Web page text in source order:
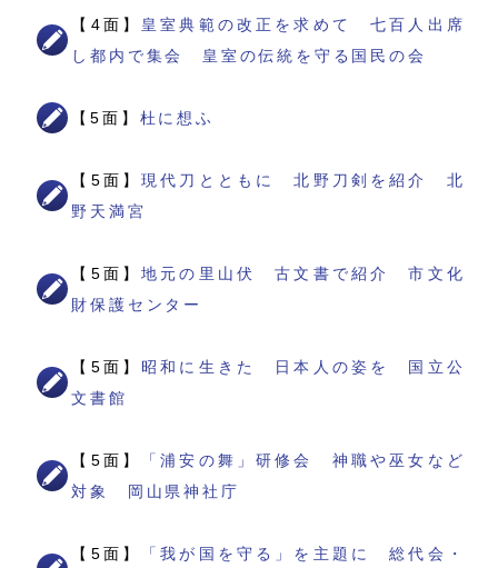
【4面】 皇室典範の改正を求めて 七百人出席
し都内で集会 皇室の伝統を守る国民の会
【5面】 杜に想ふ
【5面】現代刀とともに 北野刀剣を紹介 北
野天満宮
【5面】地元の里山伏 古文書で紹介 市文化
財保護センター
【5面】 昭和に生きた 日本人の姿を 国立公
文書館
【5面】
「浦安の舞」研修会 神職や巫女など
対象 岡山県神社庁
【5面】
「我が国を守る」を主題に 総代会・